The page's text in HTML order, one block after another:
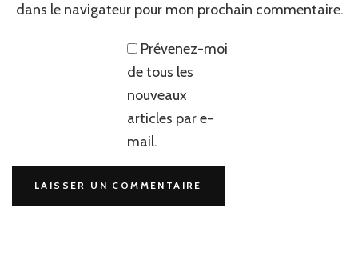
dans le navigateur pour mon prochain commentaire.
Prévenez-moi
de tous les
nouveaux
articles par e-
mail.